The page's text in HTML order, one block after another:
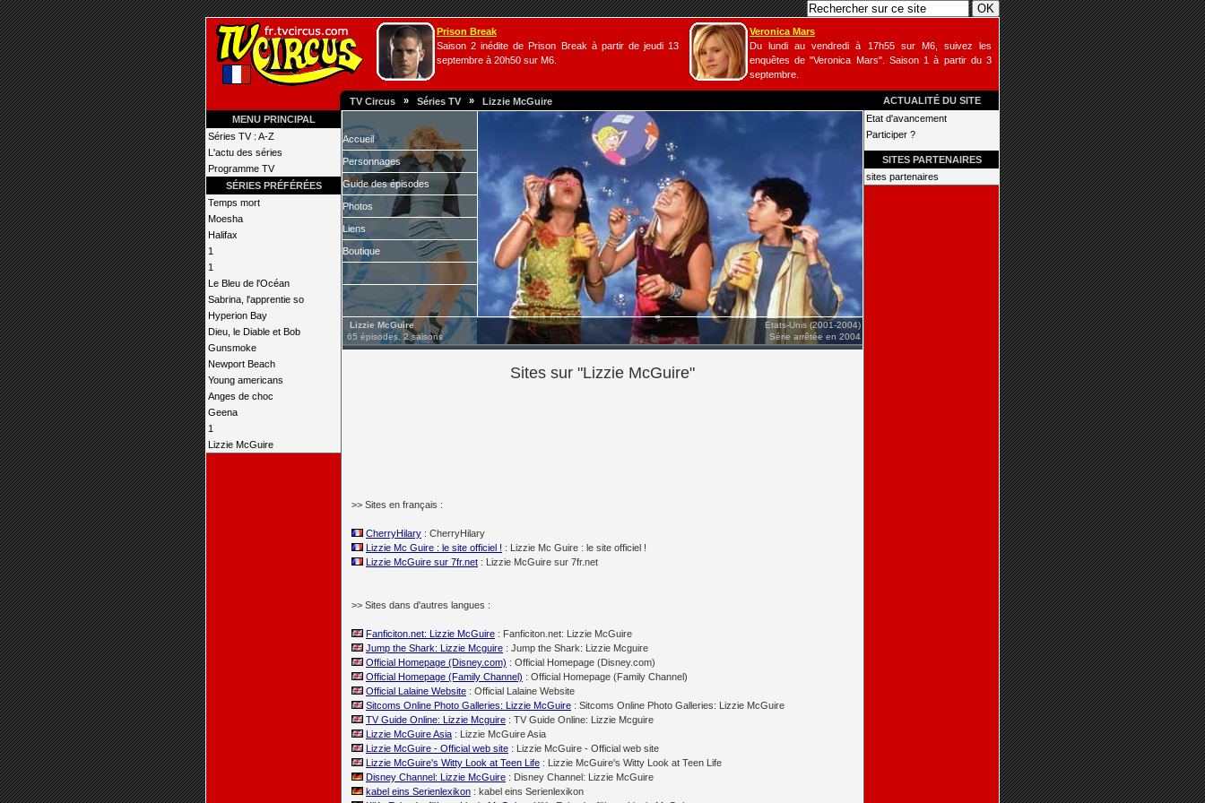
Prison Break
Saison 2 inédite de Prison Break à partir de jeudi 13
septembre à 20h50 sur M6.
Veronica Mars
Du lundi au vendredi à 17h55 sur M6, suivez les
enquêtes de "Veronica Mars". Saison 1 à partir du 3
septembre.
TV Circus » Séries TV » Lizzie McGuire
ACTUALITÉ DU SITE
MENU PRINCIPAL
Séries TV : A-Z
L'actu des séries
Programme TV
SÉRIES PRÉFÉRÉES
Temps mort
Moesha
Halifax
1
1
Le Bleu de l'Océan
Sabrina, l'apprentie so
Hyperion Bay
Dieu, le Diable et Bob
Gunsmoke
Newport Beach
Young americans
Anges de choc
Geena
1
Lizzie McGuire
Accueil
Personnages
Guide des épisodes
Photos
Liens
Boutique
Lizzie McGuire
65 épisodes, 2 saisons
Etats-Unis (2001-2004)
Série arrêtée en 2004
Sites sur "Lizzie McGuire"
>> Sites en français :
CherryHilary : CherryHilary
Lizzie Mc Guire : le site officiel ! : Lizzie Mc Guire : le site officiel !
Lizzie McGuire sur 7fr.net : Lizzie McGuire sur 7fr.net
>> Sites dans d'autres langues :
Fanficiton.net: Lizzie McGuire : Fanficiton.net: Lizzie McGuire
Jump the Shark: Lizzie Mcguire : Jump the Shark: Lizzie Mcguire
Official Homepage (Disney.com) : Official Homepage (Disney.com)
Official Homepage (Family Channel) : Official Homepage (Family Channel)
Official Lalaine Website : Official Lalaine Website
Sitcoms Online Photo Galleries: Lizzie McGuire : Sitcoms Online Photo Galleries: Lizzie McGuire
TV Guide Online: Lizzie Mcguire : TV Guide Online: Lizzie Mcguire
Lizzie McGuire Asia : Lizzie McGuire Asia
Lizzie McGuire - Official web site : Lizzie McGuire - Official web site
Lizzie McGuire's Witty Look at Teen Life : Lizzie McGuire's Witty Look at Teen Life
Disney Channel: Lizzie McGuire : Disney Channel: Lizzie McGuire
kabel eins Serienlexikon : kabel eins Serienlexikon
Etat d'avancement
Participer ?
SITES PARTENAIRES
sites partenaires